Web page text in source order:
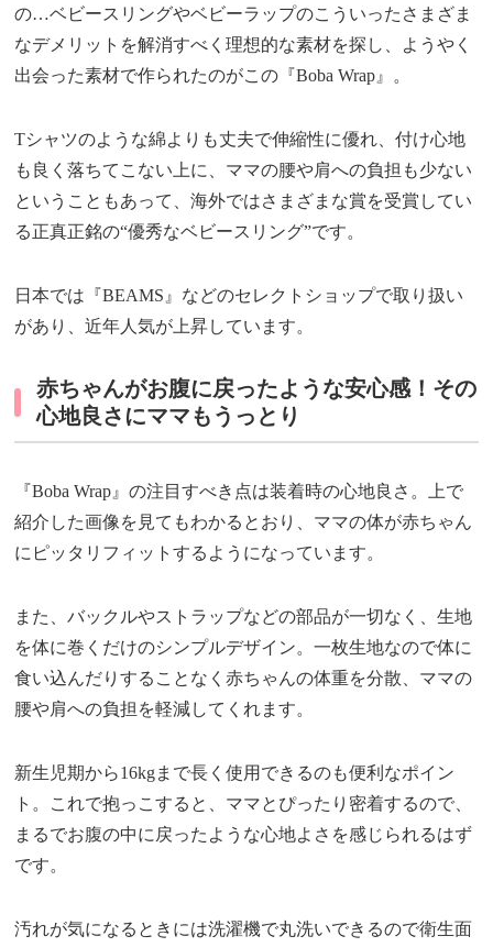
の…ベビースリングやベビーラップのこういったさまざま
なデメリットを解消すべく理想的な素材を探し、ようやく
出会った素材で作られたのがこの『Boba Wrap』。
Tシャツのような綿よりも丈夫で伸縮性に優れ、付け心地
も良く落ちてこない上に、ママの腰や肩への負担も少ない
ということもあって、海外ではさまざまな賞を受賞してい
る正真正銘の“優秀なベビースリング”です。
日本では『BEAMS』などのセレクトショップで取り扱い
があり、近年人気が上昇しています。
赤ちゃんがお腹に戻ったような安心感！その
心地良さにママもうっとり
『Boba Wrap』の注目すべき点は装着時の心地良さ。上で
紹介した画像を見てもわかるとおり、ママの体が赤ちゃん
にピッタリフィットするようになっています。
また、バックルやストラップなどの部品が一切なく、生地
を体に巻くだけのシンプルデザイン。一枚生地なので体に
食い込んだりすることなく赤ちゃんの体重を分散、ママの
腰や肩への負担を軽減してくれます。
新生児期から16kgまで長く使用できるのも便利なポイン
ト。これで抱っこすると、ママとぴったり密着するので、
まるでお腹の中に戻ったような心地よさを感じられるはず
です。
汚れが気になるときには洗濯機で丸洗いできるので衛生面